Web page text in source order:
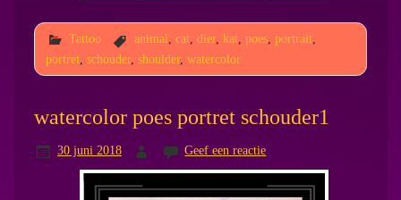
Tattoo animal cat, dier, kat, poes, portrait,
portret, schouder, shoulder, watercolor
watercolor poes portret schouder1
30 juni 2018 Geef een reactie